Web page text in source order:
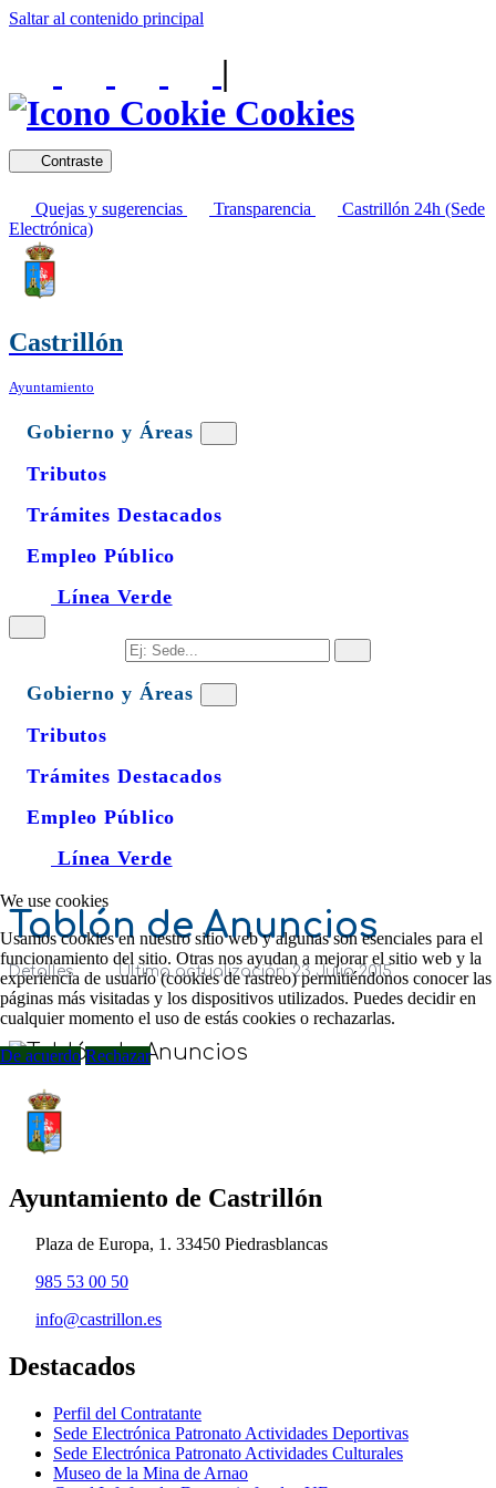
Saltar al contenido principal
|
Cookies
Contraste
Quejas y sugerencias Transparencia
Castrillón 24h (Sede
Electrónica)
Castrillón
Ayuntamiento
Gobierno y Áreas
Tributos
Trámites Destacados
Empleo Público
Línea Verde
Gobierno y Áreas
Tributos
Trámites Destacados
Empleo Público
Línea Verde
Tablón de Anuncios
Detalles Última actualización: 23 Julio 2015
Ayuntamiento de Castrillón
Plaza de Europa, 1. 33450 Piedrasblancas
985 53 00 50
info@castrillon.es
Destacados
Perfil del Contratante
Sede Electrónica Patronato Actividades Deportivas
Sede Electrónica Patronato Actividades Culturales
Museo de la Mina de Arnao
We use cookies
Usamos cookies en nuestro sitio web y algunas son esenciales para el
funcionamiento del sitio. Otras nos ayudan a mejorar el sitio web y la
experiencia de usuario (cookies de rastreo) permitiéndonos conocer las
páginas más visitadas y los dispositivos utilizados. Puedes decidir en
cualquier momento el uso de estás cookies o rechazarlas.
De acuerdo Rechazar